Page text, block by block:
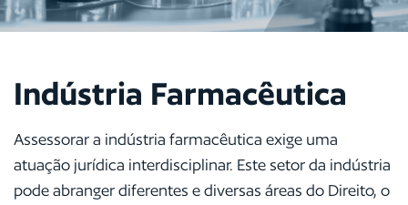
Indústria Farmacêutica
Assessorar a indústria farmacêutica exige uma
atuação jurídica interdisciplinar. Este setor da indústria
pode abranger diferentes e diversas áreas do Direito, o